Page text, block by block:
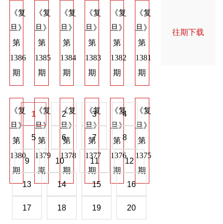
《复
旦》
第
1386
期
《复
旦》
第
1385
期
《复
旦》
第
1384
期
《复
旦》
第
1383
期
《复
旦》
第
1382
期
《复
旦》
第
1381
期
《复
旦》
第
1380
期
《复
旦》
第
1379
期
《复
旦》
第
1378
期
《复
旦》
第
1377
期
《复
旦》
第
1376
期
《复
旦》
第
1375
期
旦》
1 2 3 4
5 6 7 8
9 10 11 12
13 14 15 16
17 18 19 20
往期下载